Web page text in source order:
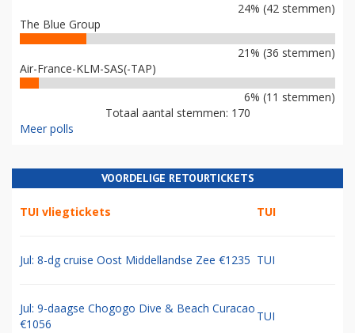
24% (42 stemmen)
The Blue Group
21% (36 stemmen)
Air-France-KLM-SAS(-TAP)
6% (11 stemmen)
Totaal aantal stemmen: 170
Meer polls
VOORDELIGE RETOURTICKETS
TUI vliegtickets TUI
Jul: 8-dg cruise Oost Middellandse Zee €1235 TUI
Jul: 9-daagse Chogogo Dive & Beach Curacao
€1056
TUI